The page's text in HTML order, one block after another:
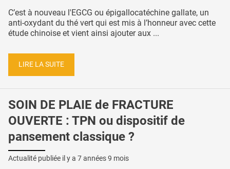
C’est à nouveau l'EGCG ou épigallocatéchine gallate, un
anti-oxydant du thé vert qui est mis à l’honneur avec cette
étude chinoise et vient ainsi ajouter aux ...
LIRE LA SUITE
SOIN DE PLAIE de FRACTURE
OUVERTE : TPN ou dispositif de
pansement classique ?
Actualité publiée il y a 7 années 9 mois